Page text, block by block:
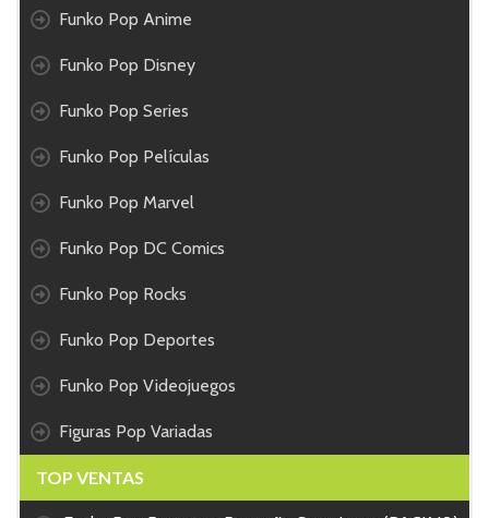
Funko Pop Anime
Funko Pop Disney
Funko Pop Series
Funko Pop Películas
Funko Pop Marvel
Funko Pop DC Comics
Funko Pop Rocks
Funko Pop Deportes
Funko Pop Videojuegos
Figuras Pop Variadas
TOP VENTAS